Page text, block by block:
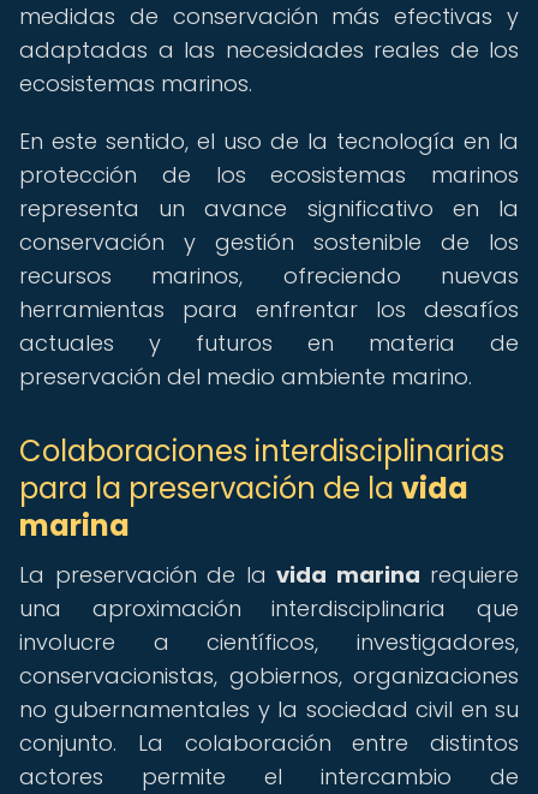
medidas de conservación más efectivas y
adaptadas a las necesidades reales de los
ecosistemas marinos.
En este sentido, el uso de la tecnología en la
protección de los ecosistemas marinos
representa un avance significativo en la
conservación y gestión sostenible de los
recursos marinos, ofreciendo nuevas
herramientas para enfrentar los desafíos
actuales y futuros en materia de
preservación del medio ambiente marino.
Colaboraciones interdisciplinarias
para la preservación de la vida
marina
La preservación de la vida marina requiere
una aproximación interdisciplinaria que
involucre a científicos, investigadores,
conservacionistas, gobiernos, organizaciones
no gubernamentales y la sociedad civil en su
conjunto. La colaboración entre distintos
actores permite el intercambio de